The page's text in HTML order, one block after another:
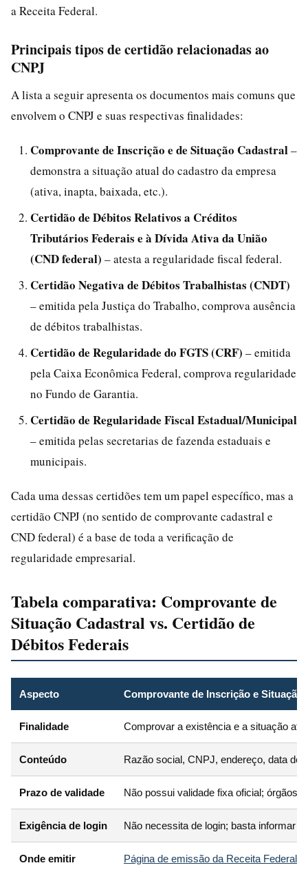
a Receita Federal.
Principais tipos de certidão relacionadas ao
CNPJ
A lista a seguir apresenta os documentos mais comuns que
envolvem o CNPJ e suas respectivas finalidades:
Comprovante de Inscrição e de Situação Cadastral–
demonstra a situação atual do cadastro da empresa
(ativa, inapta, baixada, etc.).
Certidão de Débitos Relativos a Créditos
Tributários Federais e à Dívida Ativa da União
(CND federal) – atesta a regularidade fiscal federal.
Certidão Negativa de Débitos Trabalhistas (CNDT)
– emitida pela Justiça do Trabalho, comprova ausência
de débitos trabalhistas.
Certidão de Regularidade do FGTS (CRF) – emitida
pela Caixa Econômica Federal, comprova regularidade
no Fundo de Garantia.
Certidão de Regularidade Fiscal Estadual/Municipal
– emitida pelas secretarias de fazenda estaduais e
municipais.
Cada uma dessas certidões tem um papel específico, mas a
certidão CNPJ (no sentido de comprovante cadastral e
CND federal) é a base de toda a verificação de
regularidade empresarial.
Tabela comparativa: Comprovante de
Situação Cadastral vs. Certidão de
Débitos Federais
Aspecto Comprovante de Inscrição e Situação
Finalidade Comprovar a existência e a situação
Conteúdo Razão social, CNPJ, endereço, data de
Prazo de validade Não possui validade fixa oficial; órgãos
Exigência de login Não necessita de login; basta informar o
Onde emitir Página de emissão da Receita Federal